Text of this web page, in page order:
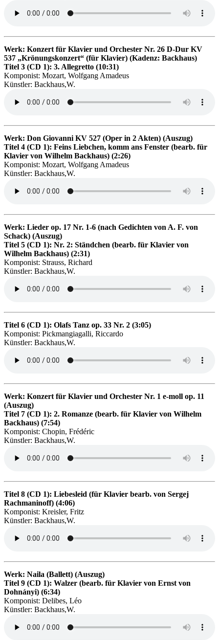
Werk: Konzert für Klavier und Orchester Nr. 26 D-Dur KV
537 „Krönungskonzert“ (für Klavier) (Kadenz: Backhaus)
Titel 3 (CD 1): 3. Allegretto (10:31)
Komponist: Mozart, Wolfgang Amadeus
Künstler: Backhaus,W.
Werk: Don Giovanni KV 527 (Oper in 2 Akten) (Auszug)
Titel 4 (CD 1): Feins Liebchen, komm ans Fenster (bearb. für
Klavier von Wilhelm Backhaus) (2:26)
Komponist: Mozart, Wolfgang Amadeus
Künstler: Backhaus,W.
Werk: Lieder op. 17 Nr. 1-6 (nach Gedichten von A. F. von
Schack) (Auszug)
Titel 5 (CD 1): Nr. 2: Ständchen (bearb. für Klavier von
Wilhelm Backhaus) (2:31)
Komponist: Strauss, Richard
Künstler: Backhaus,W.
Titel 6 (CD 1): Olafs Tanz op. 33 Nr. 2 (3:05)
Komponist: Pickmangiagalli, Riccardo
Künstler: Backhaus,W.
Werk: Konzert für Klavier und Orchester Nr. 1 e-moll op. 11
(Auszug)
Titel 7 (CD 1): 2. Romanze (bearb. für Klavier von Wilhelm
Backhaus) (7:54)
Komponist: Chopin, Frédéric
Künstler: Backhaus,W.
Titel 8 (CD 1): Liebesleid (für Klavier bearb. von Sergej
Rachmaninoff) (4:06)
Komponist: Kreisler, Fritz
Künstler: Backhaus,W.
Werk: Naila (Ballett) (Auszug)
Titel 9 (CD 1): Walzer (bearb. für Klavier von Ernst von
Dohnányi) (6:34)
Komponist: Delibes, Léo
Künstler: Backhaus,W.